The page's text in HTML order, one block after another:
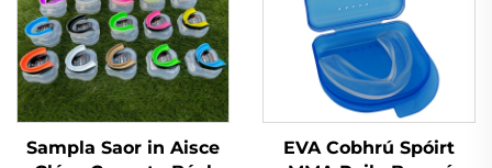
Sampla Saor in Aisce
EVA Cobhrú Spóirt